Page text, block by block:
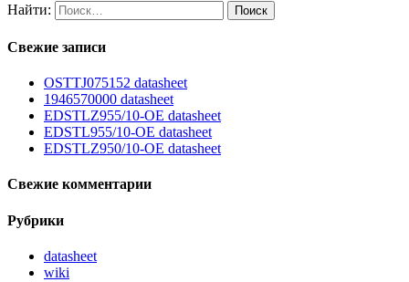
Найти:
Свежие записи
OSTTJ075152 datasheet
1946570000 datasheet
EDSTLZ955/10-OE datasheet
EDSTL955/10-OE datasheet
EDSTLZ950/10-OE datasheet
Свежие комментарии
Рубрики
datasheet
wiki